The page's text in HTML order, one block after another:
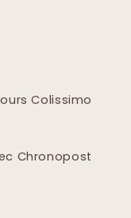
Colissimo
Chronopost